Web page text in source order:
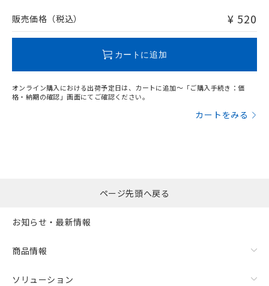
問い合わせください。
販売価格（税込） ¥ 520
カートに追加
オンライン購入における出荷予定日は、カートに追加～「ご購入手続き：価
格・納期の確認」画面にてご確認ください。
カートをみる
ページ先頭へ戻る
お知らせ・最新情報
商品情報
ソリューション